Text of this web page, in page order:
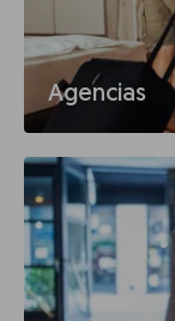
Agencias